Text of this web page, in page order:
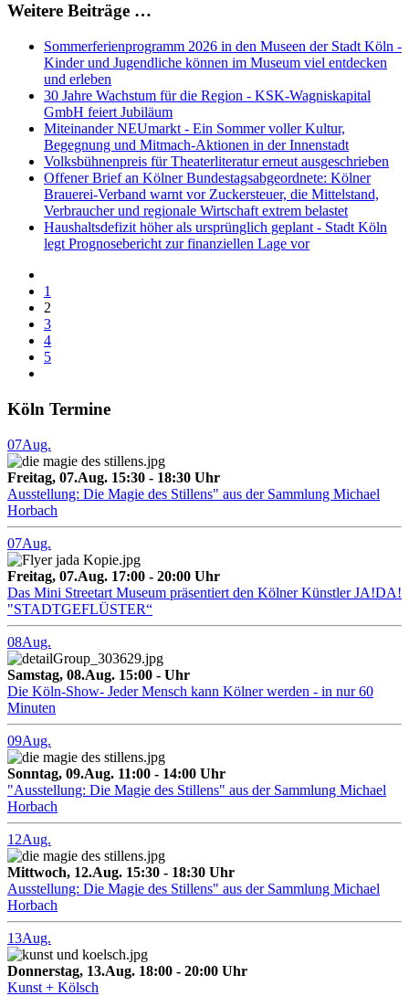
Weitere Beiträge …
Sommerferienprogramm 2026 in den Museen der Stadt Köln -
Kinder und Jugendliche können im Museum viel entdecken
und erleben
30 Jahre Wachstum für die Region - KSK-Wagniskapital
GmbH feiert Jubiläum
Miteinander NEUmarkt - Ein Sommer voller Kultur,
Begegnung und Mitmach-Aktionen in der Innenstadt
Volksbühnenpreis für Theaterliteratur erneut ausgeschrieben
Offener Brief an Kölner Bundestagsabgeordnete: Kölner
Brauerei-Verband warnt vor Zuckersteuer, die Mittelstand,
Verbraucher und regionale Wirtschaft extrem belastet
Haushaltsdefizit höher als ursprünglich geplant - Stadt Köln
legt Prognosebericht zur finanziellen Lage vor
1
2
3
4
5
Köln Termine
07Aug.
Freitag, 07.Aug. 15:30 - 18:30 Uhr
Ausstellung: Die Magie des Stillens" aus der Sammlung Michael
Horbach
07Aug.
Freitag, 07.Aug. 17:00 - 20:00 Uhr
Das Mini Streetart Museum präsentiert den Kölner Künstler JA!DA!
"STADTGEFLÜSTER“
08Aug.
Samstag, 08.Aug. 15:00 - Uhr
Die Köln-Show- Jeder Mensch kann Kölner werden - in nur 60
Minuten
09Aug.
Sonntag, 09.Aug. 11:00 - 14:00 Uhr
"Ausstellung: Die Magie des Stillens" aus der Sammlung Michael
Horbach
12Aug.
Mittwoch, 12.Aug. 15:30 - 18:30 Uhr
Ausstellung: Die Magie des Stillens" aus der Sammlung Michael
Horbach
13Aug.
Donnerstag, 13.Aug. 18:00 - 20:00 Uhr
Kunst + Kölsch